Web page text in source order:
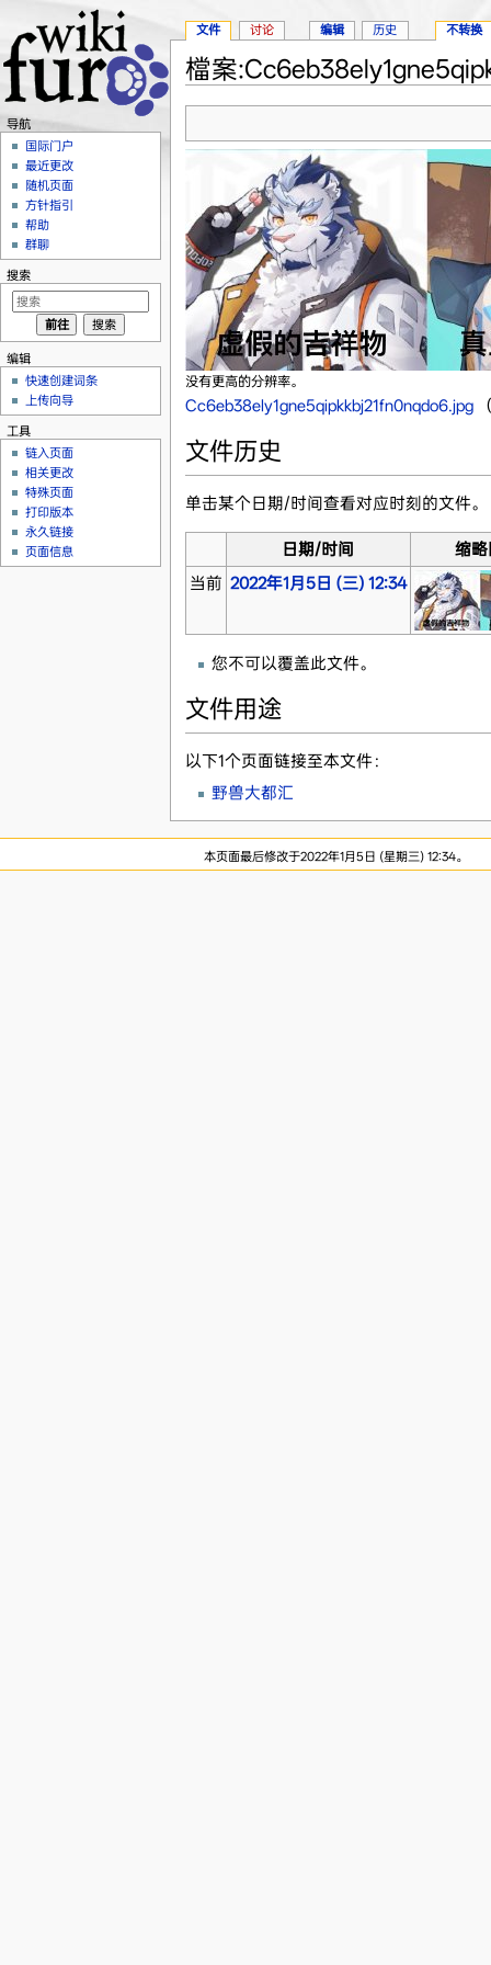
檔案
没有更高的分辨率。
Cc6eb38ely1gne5qipkkbj21fn0nqdo6.jpg‎
文件历史
单击某个日期/时间查看对应时刻的文件。
日期/时间
缩
当前 2022年1月5日 (三) 12:34
您不可以覆盖此文件。
文件用途
以下1个页面链接至本文件：
野兽大都汇
文件 讨论 编辑 历史 不转换
导航
国际门户
最近更改
随机页面
方针指引
帮助
群聊
搜索
编辑
快速创建词条
上传向导
工具
链入页面
相关更改
特殊页面
打印版本
永久链接
页面信息
本页面最后修改于2022年1月5日 (星期三) 12:34。